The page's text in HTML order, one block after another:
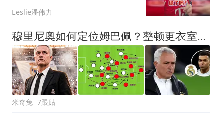
香港行 #潘伟力
Leslie潘伟力
穆里尼奥如何定位姆巴佩？整顿更衣室就为打欧冠
米奇兔 7跟贴